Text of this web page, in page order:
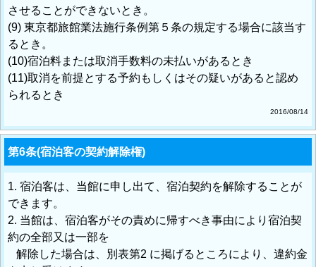
させることができないとき。
(9) 東京都旅館業法施行条例第５条の規定する場合に該当す
るとき。
(10)宿泊料または取消手数料の未払いがあるとき
(11)取消を前提とする予約もしくはその疑いがあると認め
られるとき
2016/08/14
第6条(宿泊客の契約解除権)
1. 宿泊客は、当館に申し出て、宿泊契約を解除することが
できます。
2. 当館は、宿泊客がその責めに帰すべき事由により宿泊契
約の全部又は一部を
解除した場合は、別表第2 に掲げるところにより、違約金